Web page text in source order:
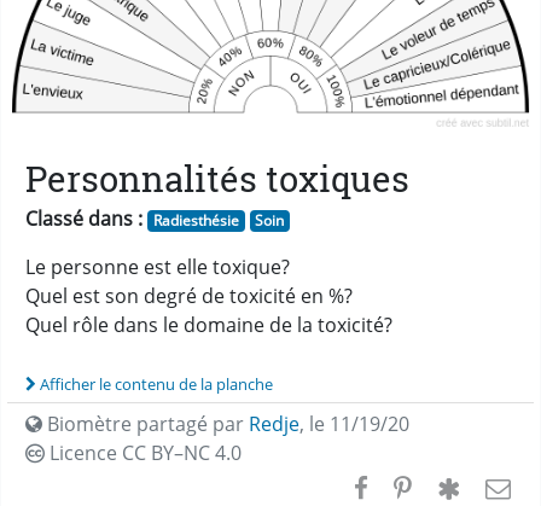
Personnalités toxiques
Classé dans : Radiesthésie Soin
Le personne est elle toxique?
Quel est son degré de toxicité en %?
Quel rôle dans le domaine de la toxicité?
Afficher le contenu de la planche
Biomètre partagé par Redje, le 11/19/20
Licence CC BY–NC 4.0